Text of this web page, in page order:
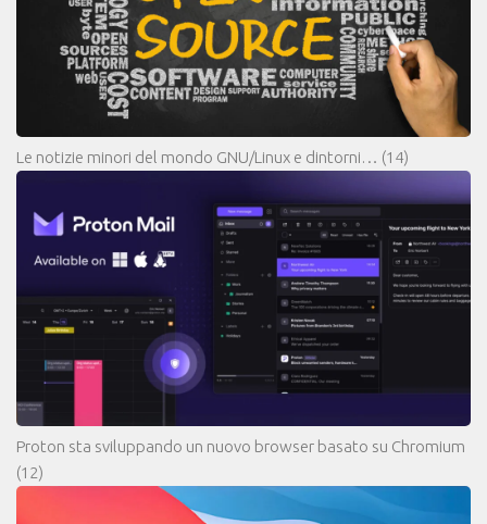
Le notizie minori del mondo GNU/Linux e dintorni… (14)
Proton sta sviluppando un nuovo browser basato su Chromium
(12)